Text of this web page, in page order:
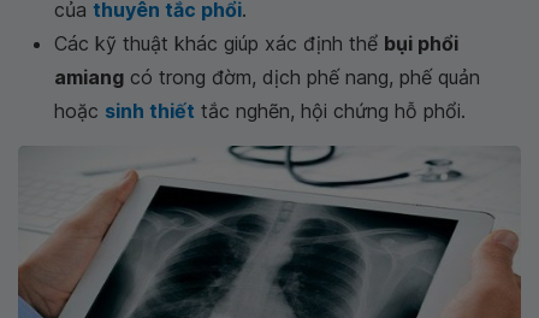
của thuyên tắc phổi.
Các kỹ thuật khác giúp xác định thể bụi phổi
amiang có trong đờm, dịch phế nang, phế quản
hoặc sinh thiết tắc nghẽn, hội chứng hỗ phổi.